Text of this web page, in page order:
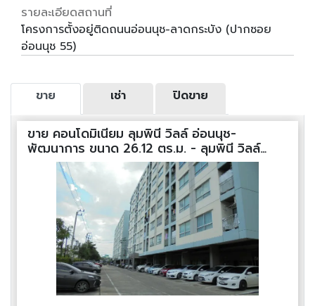
รายละเอียดสถานที่
โครงการตั้งอยู่ติดถนนอ่อนนุช-ลาดกระบัง (ปากซอย
อ่อนนุช 55)
ขาย เช่า ปิดขาย
ขาย คอนโดมิเนียม ลุมพินี วิลล์ อ่อนนุช-
พัฒนาการ ขนาด 26.12 ตร.ม. - ลุมพินี วิลล์
อ่อนนุช-พัฒนาการ